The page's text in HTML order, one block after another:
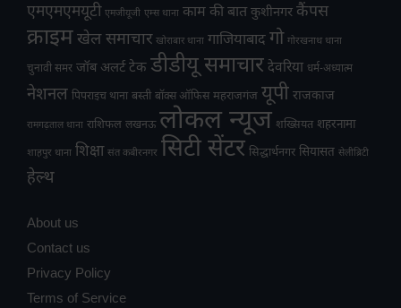
एमएमएमयूटी एमजीयूजी एम्स थाना काम की बात कुशीनगर कैंपस
क्राइमखेल समाचार खोराबार थाना गाजियाबादगो गोरखनाथ थाना
चुनावी समर जॉब अलर्ट टेक डीडीयू समाचार देवरिया धर्म-अध्यात्म
नेशनल पिपराइच थाना बस्ती बॉक्स ऑफिस महराजगंज यूपी राजकाज
रामगढ़ताल थाना राशिफल लखनऊ लोकल न्यूज शख्सियत शहरनामा
शाहपुर थाना शिक्षा संत कबीरनगर सिटी सेंटर सिद्धार्थनगर सियासत सेलीब्रिटी
हेल्थ
About us
Contact us
Privacy Policy
Terms of Service